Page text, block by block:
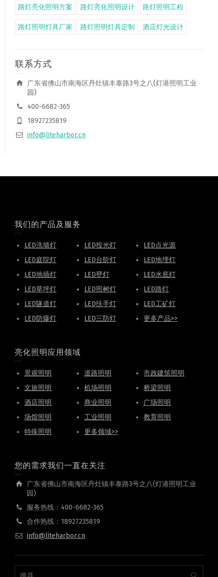
路灯亮化照明方案 路灯亮化照明设计 路灯照明工程
路灯照明灯具厂家 路灯照明灯具定制 酒店灯光设计
联系方式
广东省佛山市南海区丹灶镇丰泰路3号之八(灯港照明工业
园)
400-6682-365
18927235819
info@liteharbor.cn
我们的产品及服务
LED洗墙灯 LED投光灯
LED点光源
LED庭院灯
LED台阶灯
LED地埋灯
LED地插灯
LED壁灯
LED水底灯
LED草坪灯
LED照树灯
LED路灯
LED隧道灯
LED扶手灯
LED工矿灯
LED防爆灯
LED三防灯 更多产品>>
亮化照明应用领域
景观照明 道路照明
市政建筑照明
文旅照明
机场照明
桥梁照明
酒店照明
商业照明
广场照明
场馆照明
工业照明
教育照明
特殊照明
更多领域>>
您的需求我们一直在关注
广东省佛山市南海区丹灶镇丰泰路3号之八(灯港照明工业
园)
服务热线：400-6682-365
合作热线：18927235819
info@liteharbor.cn